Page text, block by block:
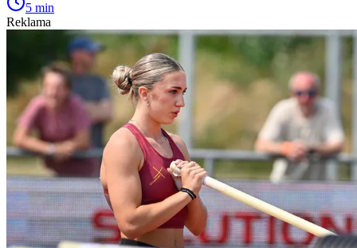
5 min
Reklama